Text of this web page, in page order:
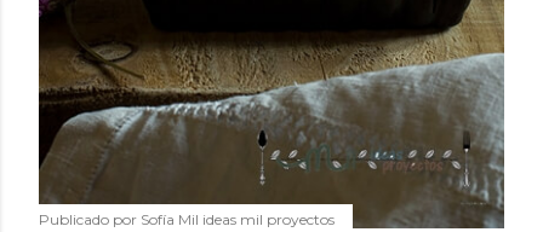
Publicado por Sofía Mil ideas mil proyectos